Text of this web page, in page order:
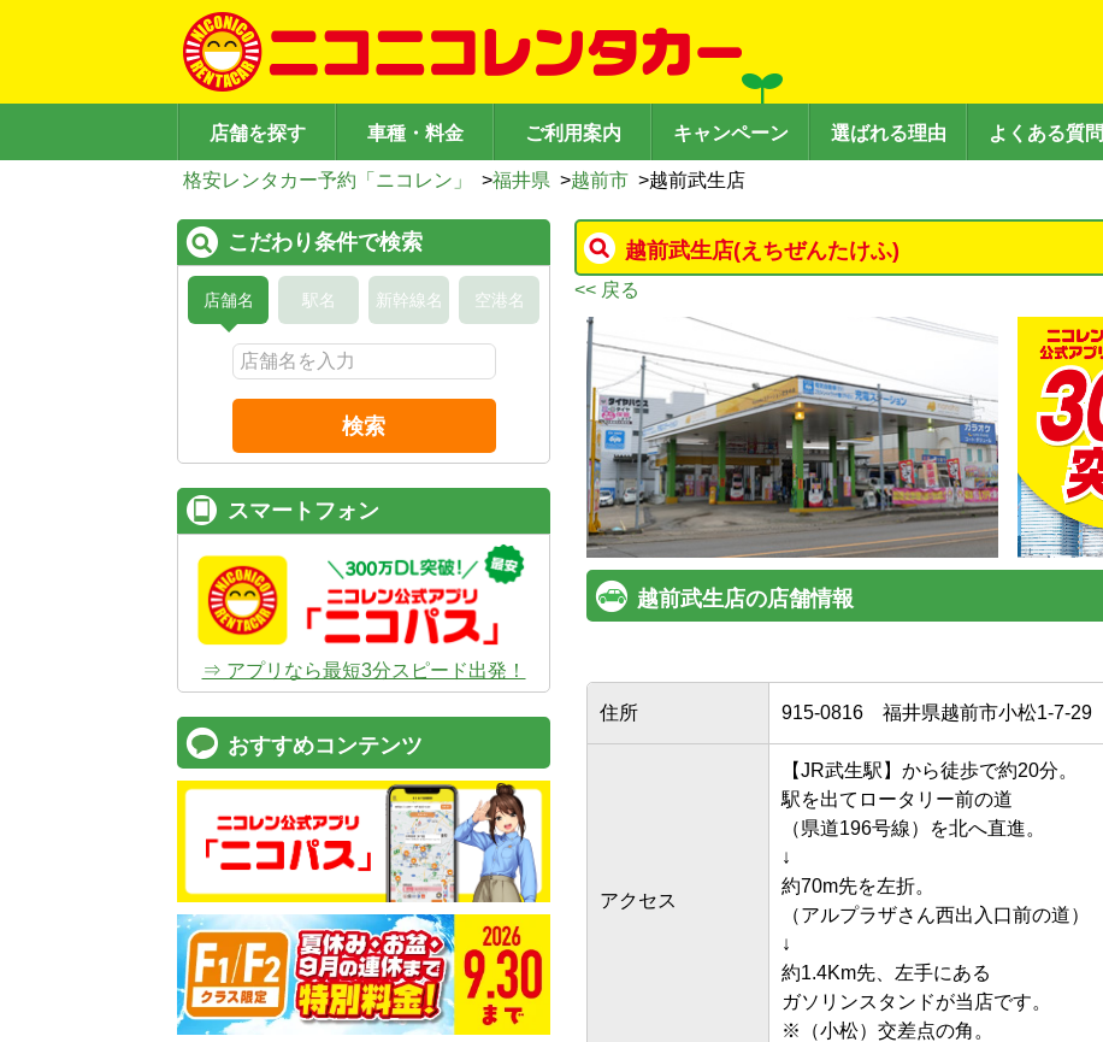
店舗を探す 車種・料金 ご利用案内 キャンペーン 選ばれる理由 よくある質問
格安レンタカー予約「ニコレン」 >福井県 >越前市 >越前武生店
越前武生店(えちぜんたけふ)
<< 戻る
越前武生店の店舗情報
住所 915-0816 福井県越前市小松1-7-29
アクセス
【JR武生駅】から徒歩で約20分。
駅を出てロータリー前の道
（県道196号線）を北へ直進。
↓
約70m先を左折。
（アルプラザさん西出入口前の道）
↓
約1.4Km先、左手にある
ガソリンスタンドが当店です。
※（小松）交差点の角。
こだわり条件で検索
店舗名 駅名 新幹線名 空港名
検索
スマートフォン
⇒ アプリなら最短3分スピード出発！
おすすめコンテンツ